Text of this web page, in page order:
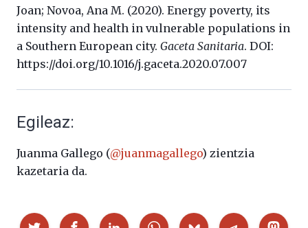
Joan; Novoa, Ana M. (2020). Energy poverty, its
intensity and health in vulnerable populations in
a Southern European city. Gaceta Sanitaria. DOI:
https://doi.org/10.1016/j.gaceta.2020.07.007
Egileaz:
Juanma Gallego (@juanmagallego) zientzia
kazetaria da.
Partekatu